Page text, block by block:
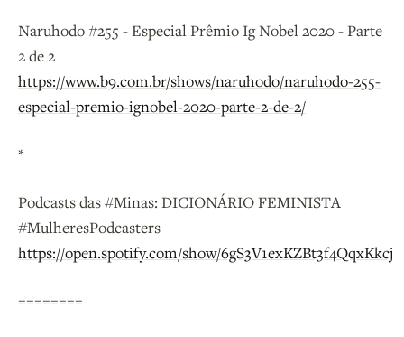
Naruhodo #255 - Especial Prêmio Ig Nobel 2020 - Parte
2 de 2
https://www.b9.com.br/shows/naruhodo/naruhodo-255-
especial-premio-ignobel-2020-parte-2-de-2/
*
Podcasts das #Minas: DICIONÁRIO FEMINISTA
#MulheresPodcasters
https://open.spotify.com/show/6gS3V1exKZBt3f4QqxKkcj
========